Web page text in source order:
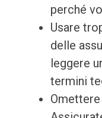
perché
Usare
delle
leggere
termini